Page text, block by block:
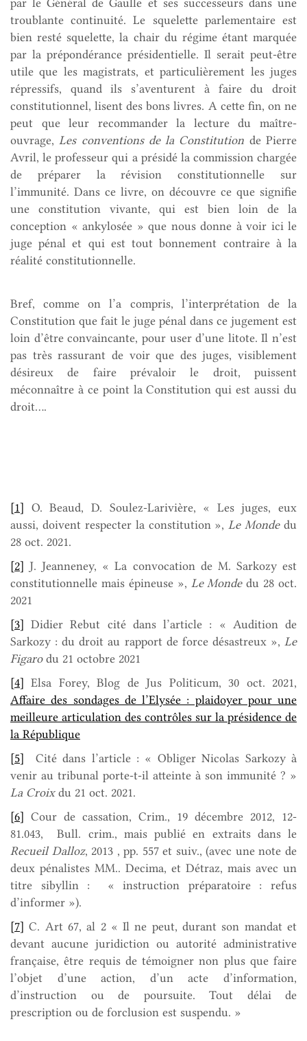
troublante continuité. Le squelette parlementaire est
bien resté squelette, la chair du régime étant marquée
par la prépondérance présidentielle. Il serait peut-être
utile que les magistrats, et particulièrement les juges
répressifs, quand ils s’aventurent à faire du droit
constitutionnel, lisent des bons livres. A cette fin, on ne
peut que leur recommander la lecture du maître-
ouvrage, Les conventions de la Constitution de Pierre
Avril, le professeur qui a présidé la commission chargée
de préparer la révision constitutionnelle sur
l’immunité. Dans ce livre, on découvre ce que signifie
une constitution vivante, qui est bien loin de la
conception « ankylosée » que nous donne à voir ici le
juge pénal et qui est tout bonnement contraire à la
réalité constitutionnelle.
Bref, comme on l’a compris, l’interprétation de la
Constitution que fait le juge pénal dans ce jugement est
loin d’être convaincante, pour user d’une litote. Il n’est
pas très rassurant de voir que des juges, visiblement
désireux de faire prévaloir le droit,
puissent
méconnaître à ce point la Constitution qui est aussi du
droit….
[1] O. Beaud, D. Soulez-Larivière, « Les juges, eux
aussi, doivent respecter la constitution », Le Mondedu
28 oct. 2021.
[2] J. Jeanneney, « La convocation de M. Sarkozy est
constitutionnelle mais épineuse », Le Mondedu 28 oct.
2021
[3] Didier Rebut cité dans l’article : « Audition de
Sarkozy : du droit au rapport de force désastreux », Le
Figarodu 21 octobre 2021
[4] Elsa Forey, Blog de Jus Politicum, 30 oct. 2021,
Affaire des sondages de l’Elysée : plaidoyer pour une
meilleure articulation des contrôles sur la présidence de
la République
[5] Cité dans l’article : « Obliger Nicolas Sarkozy à
venir au tribunal porte-t-il atteinte à son immunité ? »
La Croixdu 21 oct. 2021.
[6] Cour de cassation, Crim., 19 décembre 2012, 12-
81.043, Bull. crim., mais publié en extraits dans le
Recueil Dalloz, 2013 , pp. 557 et suiv., (avec une note de
deux pénalistes MM.. Decima, et Détraz, mais avec un
titre sibyllin : « instruction préparatoire : refus
d’informer »).
[7] C. Art 67, al 2 « Il ne peut, durant son mandat et
devant aucune juridiction ou autorité administrative
française, être requis de témoigner non plus que faire
l’objet d’une action, d’un acte d’information,
d’instruction ou de poursuite. Tout délai de
prescription ou de forclusion est suspendu. »